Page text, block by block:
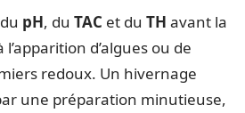
pH, du TAC et du TH avant la
d’algues ou de
redoux. Un hivernage
une préparation minutieuse,